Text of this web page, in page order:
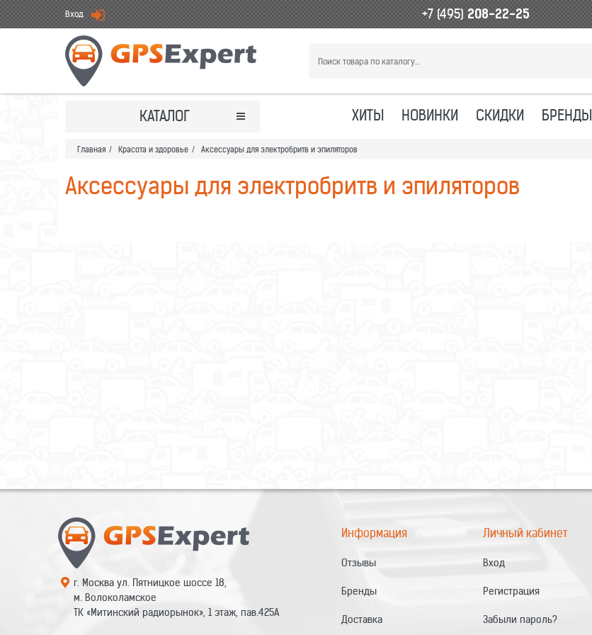
Вход +7 (495)208-22-25
КАТАЛОГ ХИТЫ НОВИНКИ СКИДКИ БРЕНДЫ
Главная / Красота и здоровье / Аксессуары для электробритв и эпиляторов
Аксессуары для электробритв и эпиляторов
г. Москва ул. Пятницкое шоссе 18,
м. Волоколамское
ТК «Митинский радиорынок», 1 этаж, пав.425А
Информация
Отзывы
Бренды
Доставка
Личный кабинет
Вход
Регистрация
Забыли пароль?